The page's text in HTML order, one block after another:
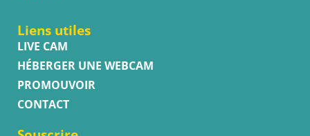
Liens utiles
LIVE CAM
HÉBERGER UNE WEBCAM
PROMOUVOIR
CONTACT